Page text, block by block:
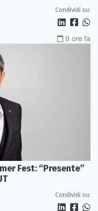
Condividi su:
9 ore fa
Fest: “Presente”
Condividi su: